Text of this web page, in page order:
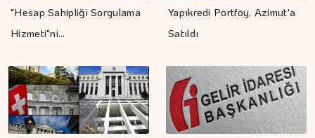
"Hesap Sahipliği Sorgulama
Hizmeti"ni…
Yapıkredi Portföy, Azimut'a
Satıldı